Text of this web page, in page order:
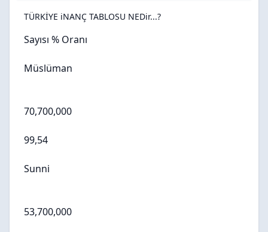
TÜRKİYE iNANÇ TABLOSU NEDir...?
Sayısı % Oranı
Müslüman
70,700,000
99,54
Sunni
53,700,000